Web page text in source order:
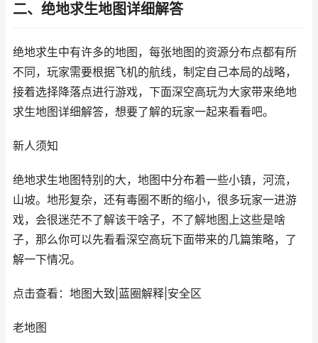
二、绝地求生地图详细解答
绝地求生中有许多的地图，每张地图的资源分布点都有所
不同，玩家需要根据飞机的航线，制定自己本局的战略，
接着选择降落点进行游戏，下面深空高玩为大家带来绝地
求生地图详细解答，想要了解的玩家一起来看看吧。
新人须知
绝地求生地图特别的大，地图中分布着一些小镇，河流，
山坡。地形复杂，还有毒圈不断的缩小，很多玩家一进游
戏，会很迷茫不了解该干啥子，不了解地图上这些是啥
子，那么你可以先看看深空高玩下面带来的几篇策略，了
解一下情况。
点击查看：地图大致|蓝圈解释|安全区
老地图